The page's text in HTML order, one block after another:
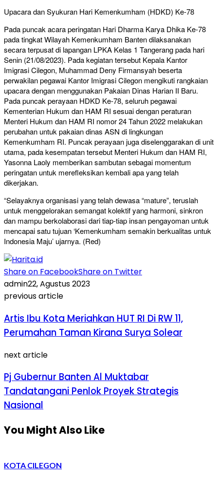
Upacara dan Syukuran Hari Kemenkumham (HDKD) Ke-78
Pada puncak acara peringatan Hari Dharma Karya Dhika Ke-78
pada tingkat Wilayah Kemenkumham Banten dilaksanakan
secara terpusat di lapangan LPKA Kelas 1 Tangerang pada hari
Senin (21/08/2023). Pada kegiatan tersebut Kepala Kantor
Imigrasi Cilegon, Muhammad Deny Firmansyah beserta
perwakilan pegawai Kantor Imigrasi Cilegon mengikuti rangkaian
upacara dengan menggunakan Pakaian Dinas Harian II Baru.
Pada puncak perayaan HDKD Ke-78, seluruh pegawai
Kementerian Hukum dan HAM RI sesuai dengan peraturan
Menteri Hukum dan HAM RI nomor 24 Tahun 2022 melakukan
perubahan untuk pakaian dinas ASN di lingkungan
Kemenkumham RI. Puncak perayaan juga diselenggarakan di unit
utama, pada kesempatan tersebut Menteri Hukum dan HAM RI,
Yasonna Laoly memberikan sambutan sebagai momentum
peringatan untuk merefleksikan kembali apa yang telah
dikerjakan.
“Selayaknya organisasi yang telah dewasa “mature”, teruslah
untuk menggelorakan semangat kolektif yang harmoni, sinkron
dan mampu berkolaborasi dari tiap-tiap insan pengayoman untuk
mencapai satu tujuan ‘Kemenkumham semakin berkualitas untuk
Indonesia Maju’ ujarnya. (Red)
Share on FacebookShare on Twitter
admin22, Agustus 2023
previous article
Artis Ibu Kota Meriahkan HUT RI Di RW 11,
Perumahan Taman Kirana Surya Solear
next article
Pj Gubernur Banten Al Muktabar
Tandatangani Penlok Proyek Strategis
Nasional
You Might Also Like
KOTA CILEGON